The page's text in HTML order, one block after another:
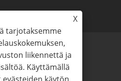
Tietosuojakäytäntö
X
tarjotaksemme
liikennettä ja
Käyttämällä